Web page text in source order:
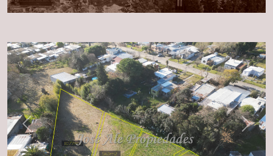
Previous Next